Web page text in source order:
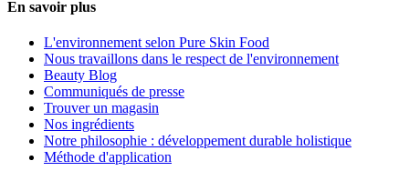
En savoir plus
L'environnement selon Pure Skin Food
Nous travaillons dans le respect de l'environnement
Beauty Blog
Communiqués de presse
Trouver un magasin
Nos ingrédients
Notre philosophie : développement durable holistique
Méthode d'application